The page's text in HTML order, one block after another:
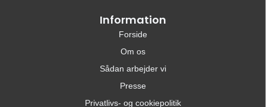
Information
Forside
Om os
Sådan arbejder vi
Presse
Privatlivs- og cookiepolitik